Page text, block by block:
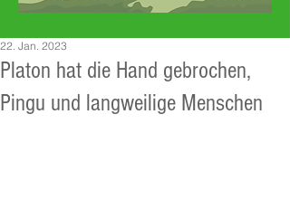
Platon hat die Hand gebrochen,
Pingu und langweilige Menschen
22. Jan. 2023